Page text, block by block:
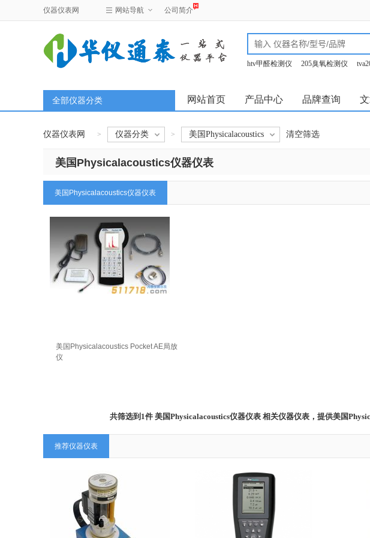
仪器仪表网 网站导航 公司简介
htv甲醛检测仪 205臭氧检测仪
网站首页 产品中心 品牌查询
全部仪器分类
仪器仪表网 > 仪器分类 > 美国Physicalacoustics 清空筛选
美国Physicalacoustics仪器仪表
美国Physicalacoustics仪器仪表
美国Physicalacoustics Pocket AE局放
仪
共筛选到1件 美国Physicalacoustics仪器仪表 相关仪器仪表，提供美国
推荐仪器仪表